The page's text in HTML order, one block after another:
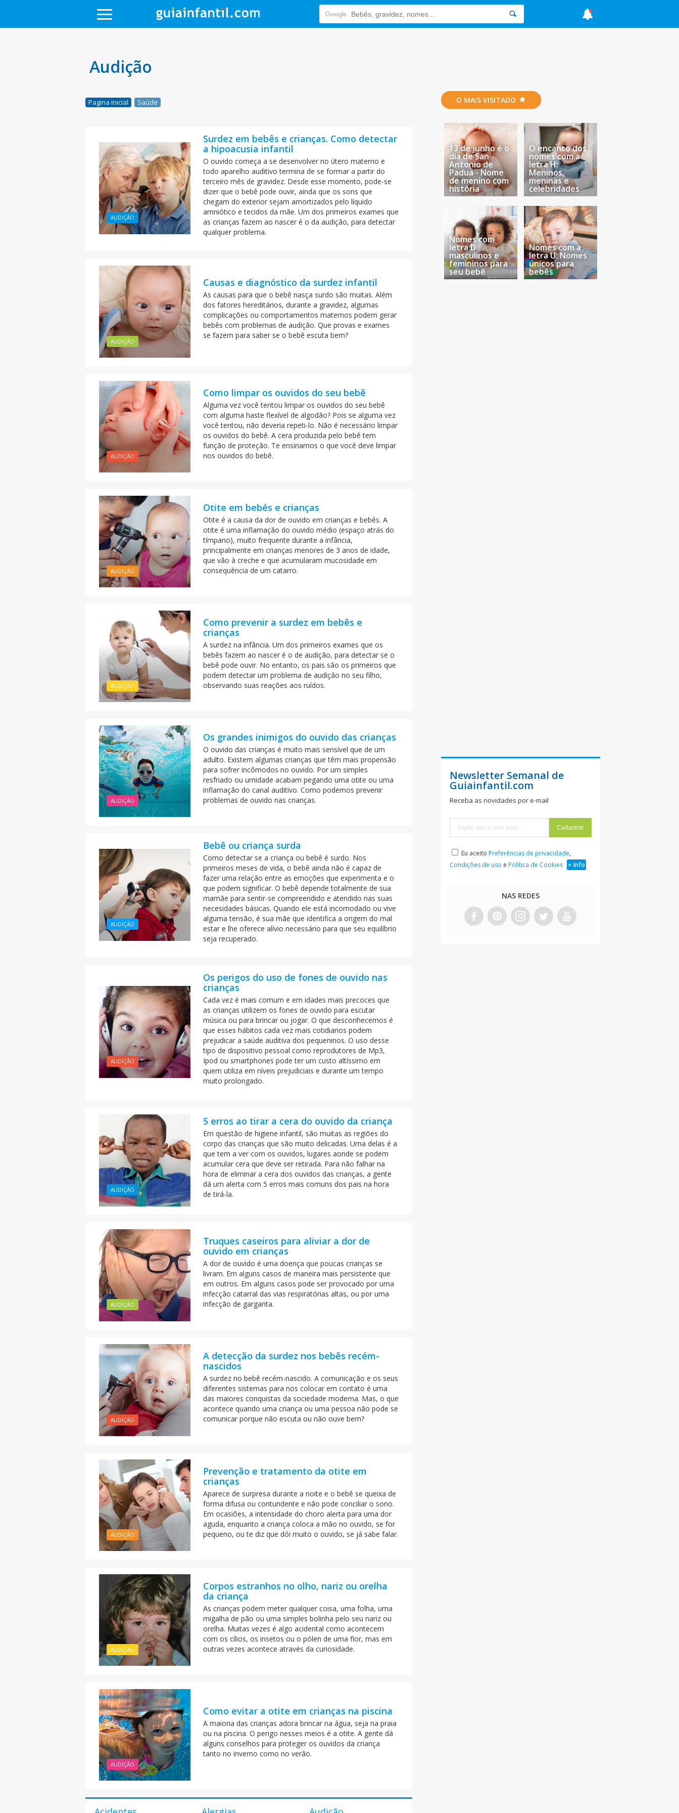
Audição
Pagina inicial Saúde
AUDIÇÃO
Surdez em bebês e crianças. Como detectar
a hipoacusia infantil
O ouvido começa a se desenvolver no útero materno e
todo aparelho auditivo termina de se formar a partir do
terceiro mês de gravidez. Desde esse momento, pode-se
dizer que o bebê pode ouvir, ainda que os sons que
chegam do exterior sejam amortizados pelo líquido
amniótico e tecidos da mãe. Um dos primeiros exames que
as crianças fazem ao nascer é o da audição, para detectar
qualquer problema.
AUDIÇÃO
Causas e diagnóstico da surdez infantil
As causas para que o bebê nasça surdo são muitas. Além
dos fatores hereditários, durante a gravidez, algumas
complicações ou comportamentos maternos podem gerar
bebês com problemas de audição. Que provas e exames
se fazem para saber se o bebê escuta bem?
AUDIÇÃO
Como limpar os ouvidos do seu bebê
Alguma vez você tentou limpar os ouvidos do seu bebê
com alguma haste flexível de algodão? Pois se alguma vez
você tentou, não deveria repeti-lo. Não é necessário limpar
os ouvidos do bebê. A cera produzida pelo bebê tem
função de proteção. Te ensinamos o que você deve limpar
nos ouvidos do bebê.
AUDIÇÃO
Otite em bebés e crianças
Otite é a causa da dor de ouvido em crianças e bebês. A
otite é uma inflamação do ouvido médio (espaço atrás do
tímpano), muito frequente durante a infância,
principalmente em crianças menores de 3 anos de idade,
que vão à creche e que acumularam mucosidade em
consequência de um catarro.
AUDIÇÃO
Como prevenir a surdez em bebês e
crianças
A surdez na infância. Um dos primeiros exames que os
bebês fazem ao nascer é o de audição, para detectar se o
bebê pode ouvir. No entanto, os pais são os primeiros que
podem detectar um problema de audição no seu filho,
observando suas reações aos ruídos.
AUDIÇÃO
Os grandes inimigos do ouvido das crianças
O ouvido das crianças é muito mais sensível que de um
adulto. Existem algumas crianças que têm mais propensão
para sofrer incômodos no ouvido. Por um simples
resfriado ou umidade acabam pegando uma otite ou uma
inflamação do canal auditivo. Como podemos prevenir
problemas de ouvido nas crianças.
AUDIÇÃO
Bebê ou criança surda
Como detectar se a criança ou bebê é surdo. Nos
primeiros meses de vida, o bebê ainda não é capaz de
fazer uma relação entre as emoções que experimenta e o
que podem significar. O bebê depende totalmente de sua
mamãe para sentir-se compreendido e atendido nas suas
necesidades básicas. Quando ele está incomodado ou vive
alguma tensão, é sua mãe que identifica a origem do mal
estar e lhe oferece alívio necessário para que seu equilíbrio
seja recuperado.
AUDIÇÃO
Os perigos do uso de fones de ouvido nas
crianças
Cada vez é mais comum e em idades mais precoces que
as crianças utilizem os fones de ouvido para escutar
música ou para brincar ou jogar. O que desconhecemos é
que esses hábitos cada vez mais cotidianos podem
prejudicar a saúde auditiva dos pequeninos. O uso desse
tipo de dispositivo pessoal como reprodutores de Mp3,
Ipod ou smartphones pode ter um custo altíssimo em
quem utiliza em níveis prejudiciais e durante um tempo
muito prolongado.
AUDIÇÃO
5 erros ao tirar a cera do ouvido da criança
Em questão de higiene infantil, são muitas as regiões do
corpo das crianças que são muito delicadas. Uma delas é a
que tem a ver com os ouvidos, lugares aonde se podem
acumular cera que deve ser retirada. Para não falhar na
hora de eliminar a cera dos ouvidos das crianças, a gente
dá um alerta com 5 erros mais comuns dos pais na hora
de tirá-la.
AUDIÇÃO
Truques caseiros para aliviar a dor de
ouvido em crianças
A dor de ouvido é uma doença que poucas crianças se
livram. Em alguns casos de maneira mais persistente que
em outros. Em alguns casos pode ser provocado por uma
infecção catarral das vias respiratórias altas, ou por uma
infecção de garganta.
AUDIÇÃO
A detecção da surdez nos bebês recém-
nascidos
A surdez no bebê recém-nascido. A comunicação e os seus
diferentes sistemas para nos colocar em contato é uma
das maiores conquistas da sociedade moderna. Mas, o que
acontece quando uma criança ou uma pessoa não pode se
comunicar porque não escuta ou não ouve bem?
AUDIÇÃO
Prevenção e tratamento da otite em
crianças
Aparece de surpresa durante a noite e o bebê se queixa de
forma difusa ou contundente e não pode conciliar o sono.
Em ocasiões, a intensidade do choro alerta para uma dor
aguda, enquanto a criança coloca a mão no ouvido, se for
pequeno, ou te diz que dói muito o ouvido, se já sabe falar.
AUDIÇÃO
Corpos estranhos no olho, nariz ou orelha
da criança
As crianças podem meter qualquer coisa, uma folha, uma
migalha de pão ou uma simples bolinha pelo seu nariz ou
orelha. Muitas vezes é algo acidental como acontecem
com os cílios, os insetos ou o pólen de uma flor, mas em
outras vezes acontece através da curiosidade.
AUDIÇÃO
Como evitar a otite em crianças na piscina
A maioria das crianças adora brincar na água, seja na praia
ou na piscina. O perigo nesses meios é a otite. A gente dá
alguns conselhos para proteger os ouvidos da criança
tanto no inverno como no verão.
O MAIS VISITADO
13 de junho é o
dia de San
Antonio de
Padua - Nome
de menino com
história
O encanto dos
nomes com a
letra H:
Meninos,
meninas e
celebridades
Nomes com
letra D
masculinos e
femininos para
seu bebê
Nomes com a
letra U: Nomes
únicos para
bebês
Newsletter Semanal de
Guiainfantil.com
Receba as novidades por e-mail
Eu aceito Preferências de privacidade,
Condições de uso e Política de Cookies + Info
NAS REDES